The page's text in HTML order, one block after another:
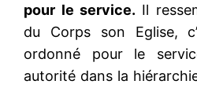
pour le service. Il
du Corps son Eglise,
ordonné pour le
autorité dans la